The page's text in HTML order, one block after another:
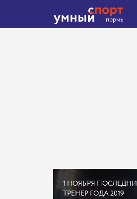
1 НОЯБРЯ
ТРЕНЕР ГОДА 2019